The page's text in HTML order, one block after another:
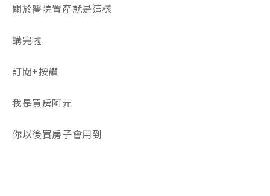
關於醫院置產就是這樣
講完啦
訂閱+按讚
我是買房阿元
你以後買房子會用到